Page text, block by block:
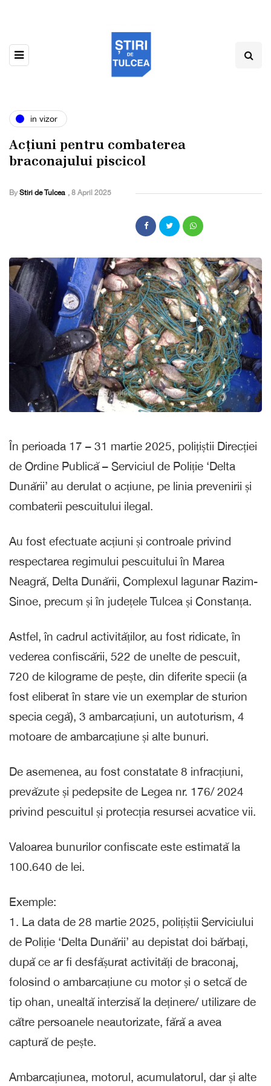
in vizor
Acțiuni pentru combaterea
braconajului piscicol
By Stiri de Tulcea , 8 April 2025
În perioada 17 – 31 martie 2025, polițiștii Direcției
de Ordine Publică – Serviciul de Poliție ‘Delta
Dunării’ au derulat o acțiune, pe linia prevenirii și
combaterii pescuitului ilegal.
Au fost efectuate acțiuni și controale privind
respectarea regimului pescuitului în Marea
Neagră, Delta Dunării, Complexul lagunar Razim-
Sinoe, precum și în județele Tulcea și Constanța.
Astfel, în cadrul activităților, au fost ridicate, în
vederea confiscării, 522 de unelte de pescuit,
720 de kilograme de pește, din diferite specii (a
fost eliberat în stare vie un exemplar de sturion
specia cegă), 3 ambarcațiuni, un autoturism, 4
motoare de ambarcațiune și alte bunuri.
De asemenea, au fost constatate 8 infracțiuni,
prevăzute și pedepsite de Legea nr. 176/ 2024
privind pescuitul și protecția resursei acvatice vii.
Valoarea bunurilor confiscate este estimată la
100.640 de lei.
Exemple:
1. La data de 28 martie 2025, polițiștii Serviciului
de Poliție ‘Delta Dunării’ au depistat doi bărbați,
după ce ar fi desfășurat activități de braconaj,
folosind o ambarcațiune cu motor și o setcă de
tip ohan, unealtă interzisă la deținere/ utilizare de
către persoanele neautorizate, fără a avea
captură de pește.
Ambarcațiunea, motorul, acumulatorul, dar și alte